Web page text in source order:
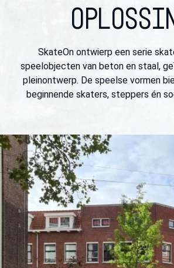
SkateOn ontwierp een serie
speelobjecten van beton en staal,
pleinontwerp. De speelse vormen
beginnende skaters, steppers én